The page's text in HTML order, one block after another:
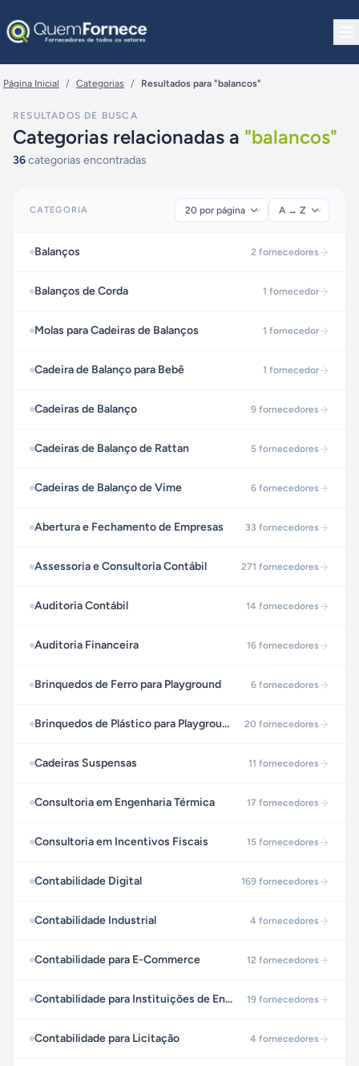
Página Inicial / Categorias / Resultados para "balancos"
RESULTADOS DE BUSCA
Categorias relacionadas a "balancos"
36categorias encontradas
CATEGORIA
Balanços 2 fornecedores
Balanços de Corda 1 fornecedor
Molas para Cadeiras de Balanços 1 fornecedor
Cadeira de Balanço para Bebê 1 fornecedor
Cadeiras de Balanço 9 fornecedores
Cadeiras de Balanço de Rattan 5 fornecedores
Cadeiras de Balanço de Vime 6 fornecedores
Abertura e Fechamento de Empresas 33 fornecedores
Assessoria e Consultoria Contábil 271 fornecedores
Auditoria Contábil 14 fornecedores
Auditoria Financeira 16 fornecedores
Brinquedos de Ferro para Playground 6 fornecedores
Brinquedos de Plástico para Playgrounds 20 fornecedores
Cadeiras Suspensas 11 fornecedores
Consultoria em Engenharia Térmica 17 fornecedores
Consultoria em Incentivos Fiscais 15 fornecedores
Contabilidade Digital 169 fornecedores
Contabilidade Industrial 4 fornecedores
Contabilidade para E-Commerce 12 fornecedores
Contabilidade para Instituições de Ensino 19 fornecedores
Contabilidade para Licitação 4 fornecedores